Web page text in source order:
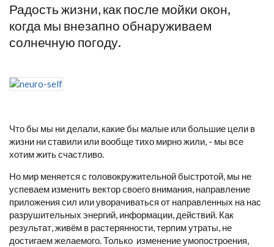
Радость жизни, как после мойки окон,
когда мы внезапно обнаруживаем
солнечную погоду.
Что бы мы ни делали, какие бы малые или большие цели в
жизни ни ставили или вообще тихо мирно жили, - мы все
хотим жить счастливо.
Но мир меняется с головокружительной быстротой, мы не
успеваем изменить вектор своего внимания, направление
приложения сил или уворачиваться от направленных на нас
разрушительных энергий, информации, действий. Как
результат, живём в растерянности, терпим утраты, не
достигаем желаемого. Только изменение умопостроения,